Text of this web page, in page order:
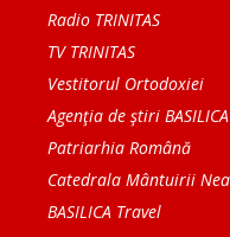
Radio TRINITAS
TV TRINITAS
Vestitorul Ortodoxiei
Agenţia de ştiri BASILICA
Patriarhia Română
Catedrala Mântuirii
BASILICA Travel